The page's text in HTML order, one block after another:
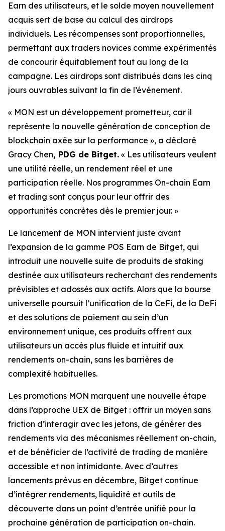
Earn des utilisateurs, et le solde moyen nouvellement
acquis sert de base au calcul des airdrops
individuels. Les récompenses sont proportionnelles,
permettant aux traders novices comme expérimentés
de concourir équitablement tout au long de la
campagne. Les airdrops sont distribués dans les cinq
jours ouvrables suivant la fin de l’événement.
« MON est un développement prometteur, car il
représente la nouvelle génération de conception de
blockchain axée sur la performance », a déclaré
Gracy Chen, PDG de Bitget. « Les utilisateurs veulent
une utilité réelle, un rendement réel et une
participation réelle. Nos programmes On-chain Earn
et trading sont conçus pour leur offrir des
opportunités concrètes dès le premier jour. »
Le lancement de MON intervient juste avant
l’expansion de la gamme POS Earn de Bitget, qui
introduit une nouvelle suite de produits de staking
destinée aux utilisateurs recherchant des rendements
prévisibles et adossés aux actifs. Alors que la bourse
universelle poursuit l’unification de la CeFi, de la DeFi
et des solutions de paiement au sein d’un
environnement unique, ces produits offrent aux
utilisateurs un accès plus fluide et intuitif aux
rendements on-chain, sans les barrières de
complexité habituelles.
Les promotions MON marquent une nouvelle étape
dans l’approche UEX de Bitget : offrir un moyen sans
friction d’interagir avec les jetons, de générer des
rendements via des mécanismes réellement on-chain,
et de bénéficier de l’activité de trading de manière
accessible et non intimidante. Avec d’autres
lancements prévus en décembre, Bitget continue
d’intégrer rendements, liquidité et outils de
découverte dans un point d’entrée unifié pour la
prochaine génération de participation on-chain.